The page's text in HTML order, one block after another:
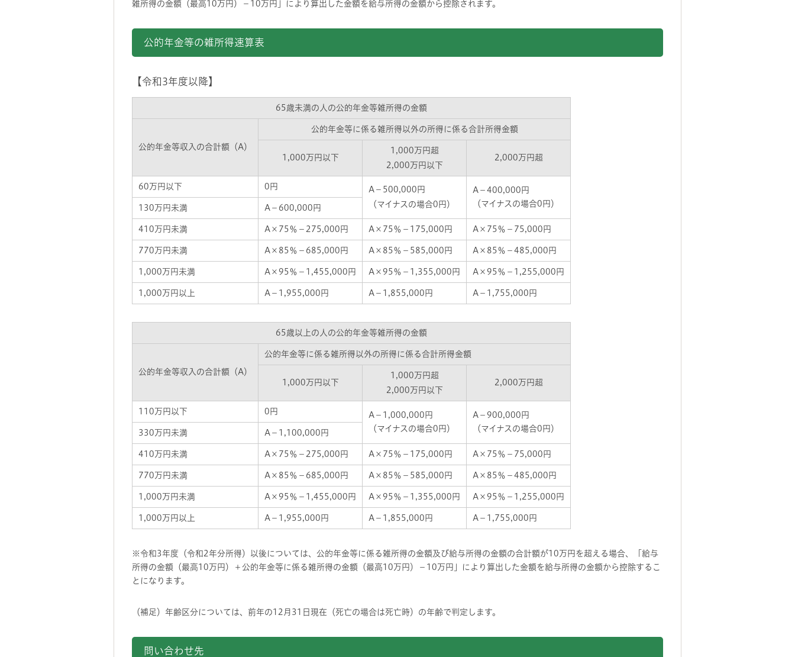
雑所得の金額（最高10万円）－10万円」により算出した金額を給与所得の金額から控除されます。
公的年金等の雑所得速算表
【令和3年度以降】
65歳未満の人の公的年金等雑所得の金額
公的年金等収入の合計額（A）
公的年金等に係る雑所得以外の所得に係る合計所得金額
1,000万円以下
1,000万円超
2,000万円以下
2,000万円超
60万円以下 0円
A－500,000円
（マイナスの場合0円）
A－400,000円
（マイナスの場合0円）
130万円未満 A－600,000円
410万円未満 A×75％－275,000円 A×75％－175,000円 A×75％－75,000円
770万円未満 A×85％－685,000円 A×85％－585,000円 A×85％－485,000円
1,000万円未満 A×95％－1,455,000円 A×95％－1,355,000円 A×95％－1,255,000円
1,000万円以上 A－1,955,000円 A－1,855,000円 A－1,755,000円
65歳以上の人の公的年金等雑所得の金額
公的年金等収入の合計額（A）
公的年金等に係る雑所得以外の所得に係る合計所得金額
1,000万円以下
1,000万円超
2,000万円以下
2,000万円超
110万円以下 0円
A－1,000,000円
（マイナスの場合0円）
A－900,000円
（マイナスの場合0円）
330万円未満 A－1,100,000円
410万円未満 A×75％－275,000円 A×75％－175,000円 A×75％－75,000円
770万円未満 A×85％－685,000円 A×85％－585,000円 A×85％－485,000円
1,000万円未満 A×95％－1,455,000円 A×95％－1,355,000円 A×95％－1,255,000円
1,000万円以上 A－1,955,000円 A－1,855,000円 A－1,755,000円
※令和3年度（令和2年分所得）以後については、公的年金等に係る雑所得の金額及び給与所得の金額の合計額が10万円を超える場合、「給与
所得の金額（最高10万円）＋公的年金等に係る雑所得の金額（最高10万円）－10万円」により算出した金額を給与所得の金額から控除するこ
とになります。
（補足）年齢区分については、前年の12月31日現在（死亡の場合は死亡時）の年齢で判定します。
問い合わせ先